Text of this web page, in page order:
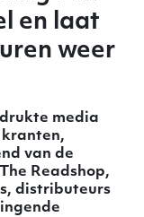
en laat
weer
media
van de
Readshop,
distributeurs